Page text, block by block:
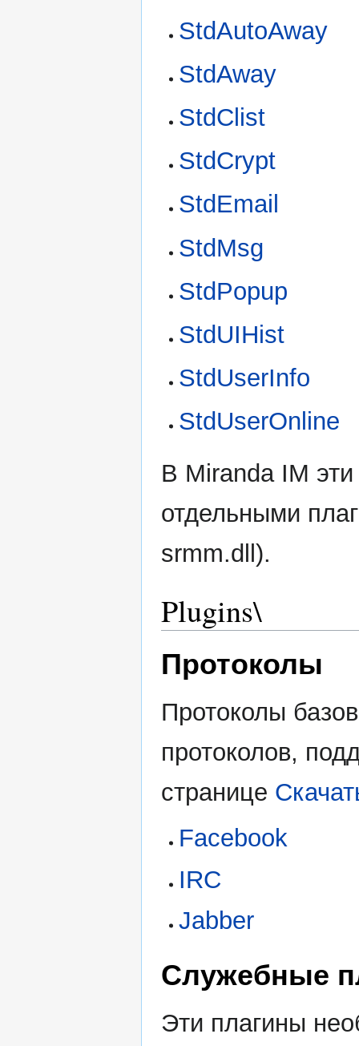
StdAutoAway
StdAway
StdClist
StdCrypt
StdEmail
StdMsg
StdPopup
StdUIHist
StdUserInfo
StdUserOnline
В Miranda IM
отдельными
srmm.dll).
Plugins\
Протоколы
Протоколы
протоколов,
странице
Facebook
IRC
Jabber
Служебные
Эти плагины